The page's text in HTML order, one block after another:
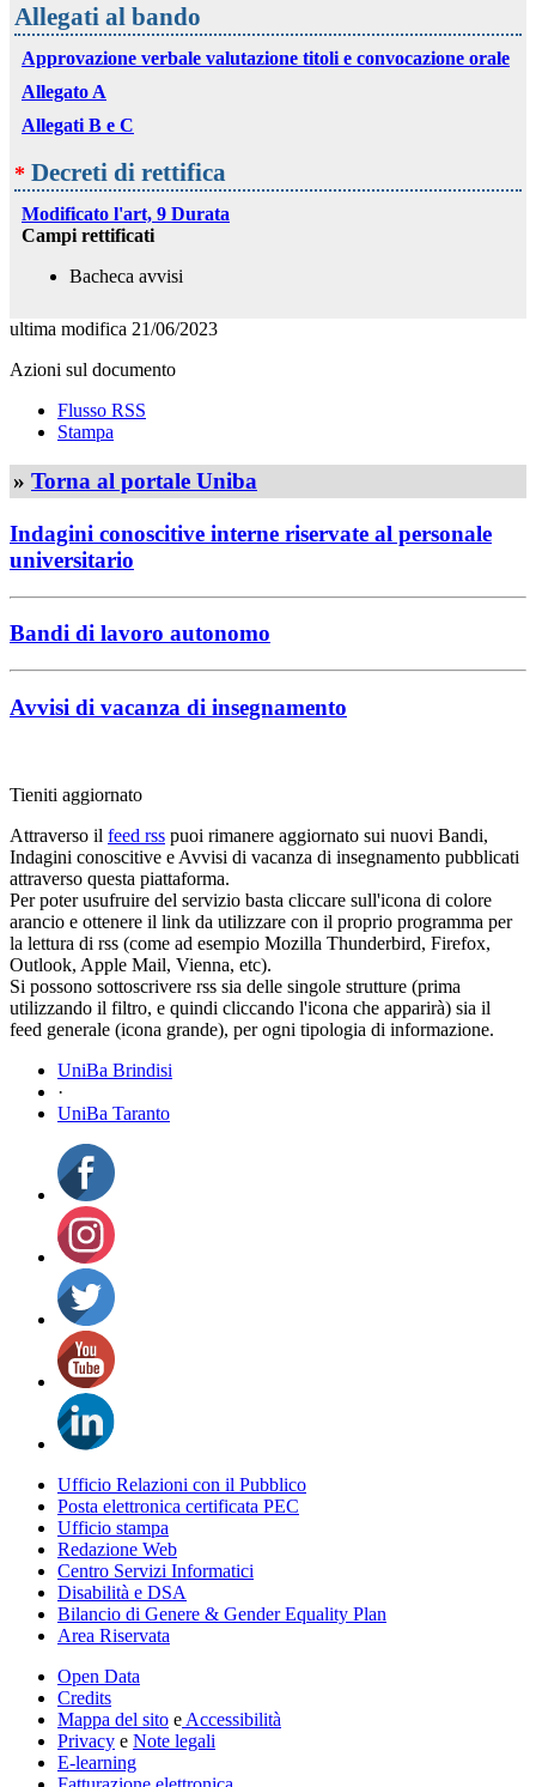
Allegati al bando
Approvazione verbale valutazione titoli e convocazione orale
Allegato A
Allegati B e C
* Decreti di rettifica
Modificato l'art, 9 Durata
Campi rettificati
Bacheca avvisi
ultima modifica 21/06/2023
Azioni sul documento
Flusso RSS
Stampa
» Torna al portale Uniba
Indagini conoscitive interne riservate al personale
universitario
Bandi di lavoro autonomo
Avvisi di vacanza di insegnamento
Tieniti aggiornato
Attraverso il feed rss puoi rimanere aggiornato sui nuovi Bandi,
Indagini conoscitive e Avvisi di vacanza di insegnamento pubblicati
attraverso questa piattaforma.
Per poter usufruire del servizio basta cliccare sull'icona di colore
arancio e ottenere il link da utilizzare con il proprio programma per
la lettura di rss (come ad esempio Mozilla Thunderbird, Firefox,
Outlook, Apple Mail, Vienna, etc).
Si possono sottoscrivere rss sia delle singole strutture (prima
utilizzando il filtro, e quindi cliccando l'icona che apparirà) sia il
feed generale (icona grande), per ogni tipologia di informazione.
UniBa Brindisi
·
UniBa Taranto
Ufficio Relazioni con il Pubblico
Posta elettronica certificata PEC
Ufficio stampa
Redazione Web
Centro Servizi Informatici
Disabilità e DSA
Bilancio di Genere & Gender Equality Plan
Area Riservata
Open Data
Credits
Mappa del sito e Accessibilità
Privacy e Note legali
E-learning